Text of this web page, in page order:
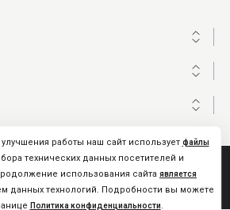
Nistone.Ru © 2026
Карта сайта
работы наш сайт использует файлы
технических данных посетителей и
использования сайта является
данных технологий. Подробности вы можете
Политика конфиденциальности.